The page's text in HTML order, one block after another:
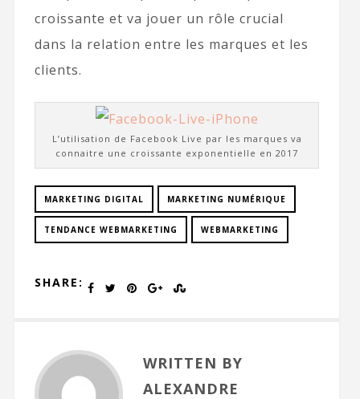
croissante et va jouer un rôle crucial
dans la relation entre les marques et les
clients.
L’utilisation de Facebook Live par les marques va
connaitre une croissante exponentielle en 2017
MARKETING DIGITAL MARKETING NUMÉRIQUE
TENDANCE WEBMARKETING WEBMARKETING
SHARE:
WRITTEN BY
ALEXANDRE